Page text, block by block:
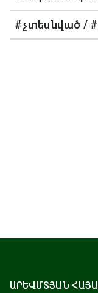
#չտեսնված /
ԱՐԵՎՄՏՅԱՆ